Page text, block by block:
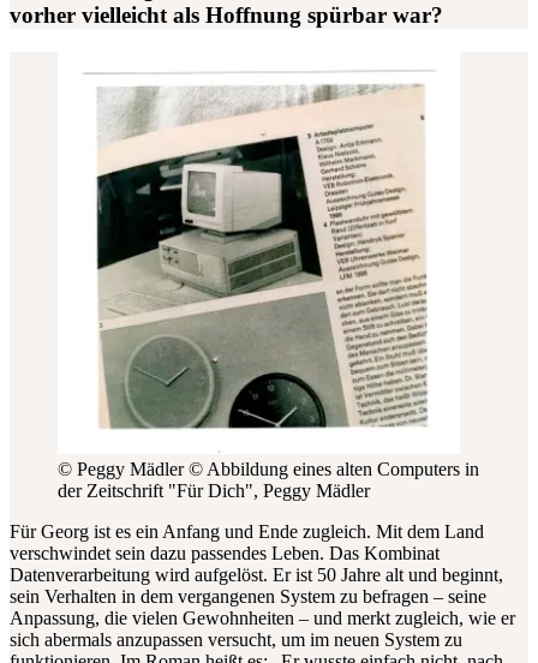
vorher vielleicht als Hoffnung spürbar war?
© Peggy Mädler© Abbildung eines alten Computers in
der Zeitschrift "Für Dich", Peggy Mädler
Für Georg ist es ein Anfang und Ende zugleich. Mit dem Land
verschwindet sein dazu passendes Leben. Das Kombinat
Datenverarbeitung wird aufgelöst. Er ist 50 Jahre alt und beginnt,
sein Verhalten in dem vergangenen System zu befragen – seine
Anpassung, die vielen Gewohnheiten – und merkt zugleich, wie er
sich abermals anzupassen versucht, um im neuen System zu